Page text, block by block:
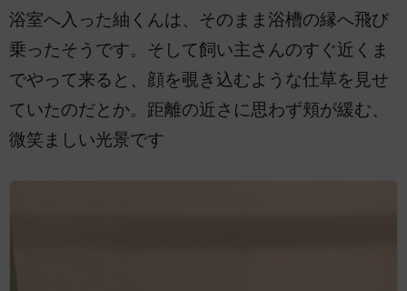
浴室へ入った紬くんは、そのまま浴槽の縁へ飛び
乗ったそうです。そして飼い主さんのすぐ近くま
でやって来ると、顔を覗き込むような仕草を見せ
ていたのだとか。距離の近さに思わず頬が緩む、
微笑ましい光景です